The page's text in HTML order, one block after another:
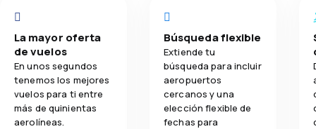
Comodidad del viaje 5,0
Transporte de equipaje 5,0
Comidas 5,0
Comodidad
Transporte
La mayor oferta
de vuelos
En unos segundos
tenemos los mejores
vuelos para ti entre
más de quinientas
aerolíneas.
Búsqueda flexible
Extiende tu
búsqueda para incluir
aeropuertos
cercanos y una
elección flexible de
fechas para